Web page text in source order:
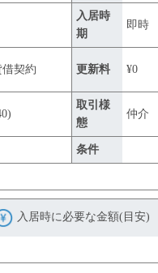
入居時
期
即時
契約 更新料 ¥0
取引様
態
仲介
条件
入居時に必要な金額(目安)